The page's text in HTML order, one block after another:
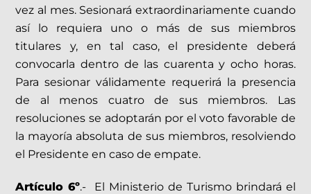
vez al mes. Sesionará extraordinariamente cuando
así lo requiera uno o más de sus miembros
titulares y, en tal caso, el presidente deberá
convocarla dentro de las cuarenta y ocho horas.
Para sesionar válidamente requerirá la presencia
de al menos cuatro de sus miembros. Las
resoluciones se adoptarán por el voto favorable de
la mayoría absoluta de sus miembros, resolviendo
el Presidente en caso de empate.
Artículo 6º.- El Ministerio de Turismo brindará el